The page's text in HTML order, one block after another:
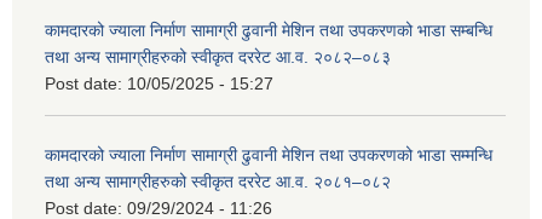
कामदारको ज्याला निर्माण सामाग्री ढुवानी मेशिन तथा उपकरणको भाडा सम्बन्धि
तथा अन्य सामाग्रीहरुको स्वीकृत दररेट आ.व. २०८२–०८३
Post date: 10/05/2025 - 15:27
कामदारको ज्याला निर्माण सामाग्री ढुवानी मेशिन तथा उपकरणको भाडा सम्मन्धि
तथा अन्य सामाग्रीहरुको स्वीकृत दररेट आ.व. २०८१–०८२
Post date: 09/29/2024 - 11:26